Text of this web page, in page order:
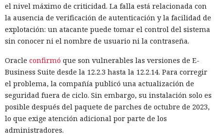
el nivel máximo de criticidad. La falla está relacionada con
la ausencia de verificación de autenticación y la facilidad de
explotación: un atacante puede tomar el control del sistema
sin conocer ni el nombre de usuario ni la contraseña.
Oracle confirmó que son vulnerables las versiones de E-
Business Suite desde la 12.2.3 hasta la 12.2.14. Para corregir
el problema, la compañía publicó una actualización de
seguridad fuera de ciclo. Sin embargo, su instalación solo es
posible después del paquete de parches de octubre de 2023,
lo que exige atención adicional por parte de los
administradores.